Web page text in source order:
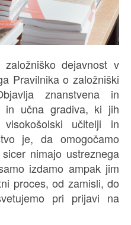
dejavnost v
Pravilnika o založniški
znanstvena in
in učna gradiva, ki jih
visokošolski učitelji in
je, da omogočamo
nimajo ustreznega
izdamo ampak jim
proces, od zamisli, do
pri prijavi na